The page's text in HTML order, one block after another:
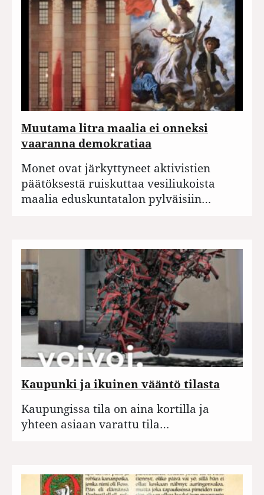
Muutama litra maalia ei onneksi
vaaranna demokratiaa
Monet ovat järkyttyneet aktivistien
päätöksestä ruiskuttaa vesiliukoista
maalia eduskuntatalon pylväisiin…
Kaupunki ja ikuinen vääntö tilasta
Kaupungissa tila on aina kortilla ja
yhteen asiaan varattu tila…